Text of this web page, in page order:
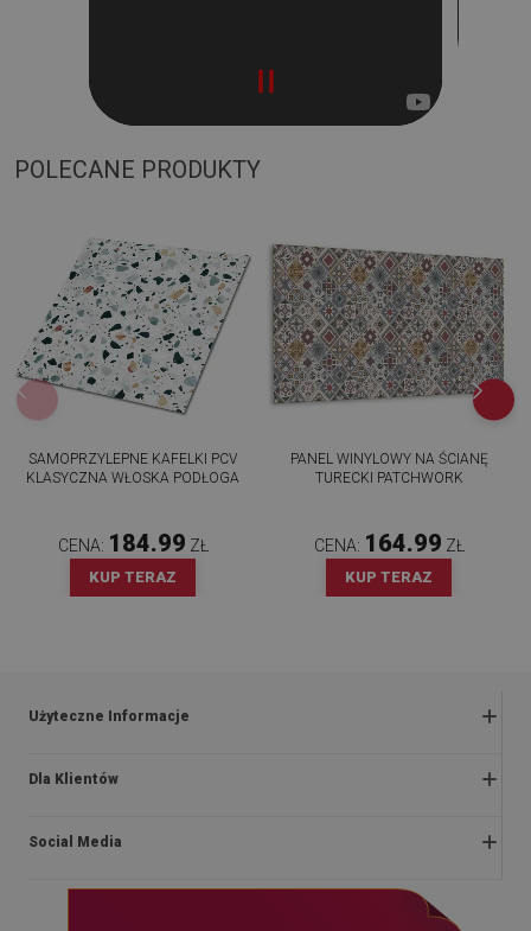
POLECANE PRODUKTY
SAMOPRZYLEPNE KAFELKI PCV
KLASYCZNA WŁOSKA PODŁOGA
CENA: 184.99 ZŁ
KUP TERAZ
PANEL WINYLOWY NA ŚCIANĘ
TURECKI PATCHWORK
CENA: 164.99 ZŁ
KUP TERAZ
Użyteczne Informacje
Zwroty i reklamacje
Polityka prywatności i cookies
Dla Klientów
O nas
Social Media